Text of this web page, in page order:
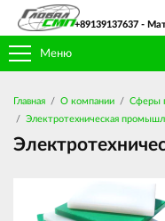
Меню
+89139137637 -
Главная О компании
Сферы
Электротехническая